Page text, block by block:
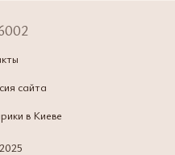
сайта
в Киеве